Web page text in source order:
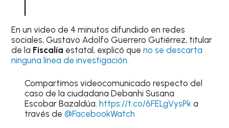
En un video de 4 minutos difundido en redes
sociales, Gustavo Adolfo Guerrero Gutiérrez, titular
de la Fiscalía estatal, explicó queno se descarta
ninguna línea de investigación.
Compartimos videocomunicado respecto del
caso de la ciudadana Debanhi Susana
Escobar Bazaldúa. https://t.co/6FELgVysPka
través de @FacebookWatch